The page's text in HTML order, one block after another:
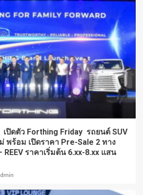
ปิดตัว Forthing Friday รถยนต์ SUV
พร้อม เปิดราคา Pre-Sale 2 ทาง
REEV ราคาเริ่มต้น 6.xx-8.xx แสน